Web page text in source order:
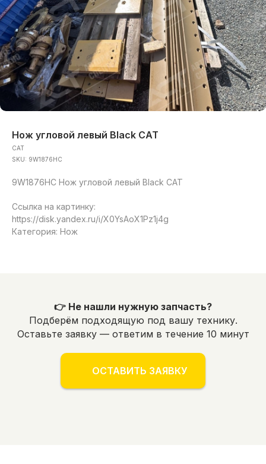
Нож угловой левый Black CAT
CAT
SKU: 9W1876HC
9W1876HC Нож угловой левый Black CAT
Ссылка на картинку:
https://disk.yandex.ru/i/X0YsAoX1Pz1j4g
Категория: Нож
👉 Не нашли нужную запчасть?
Подберём подходящую под вашу технику.
Оставьте заявку — ответим в течение 10 минут
ОСТАВИТЬ ЗАЯВКУ